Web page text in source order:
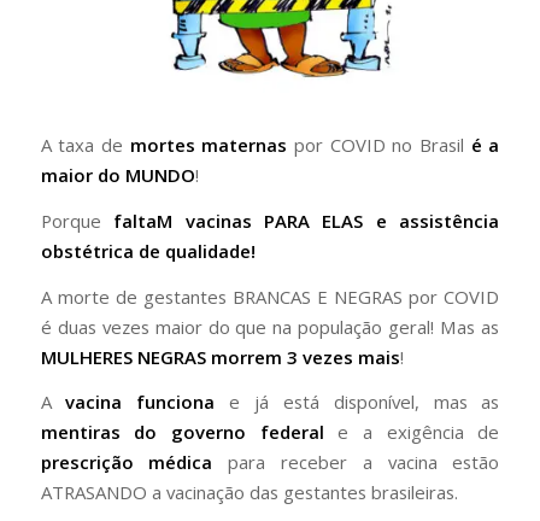
A taxa de mortes maternas por COVID no Brasil é a
maior do MUNDO!
Porque faltaM vacinas PARA ELAS e assistência
obstétrica de qualidade!
A morte de gestantes BRANCAS E NEGRAS por COVID
é duas vezes maior do que na população geral! Mas as
MULHERES NEGRAS morrem 3 vezes mais!
Avacina funciona e já está disponível, mas as
mentiras do governo federal e a exigência de
prescrição médica para receber a vacina estão
ATRASANDO a vacinação das gestantes brasileiras.